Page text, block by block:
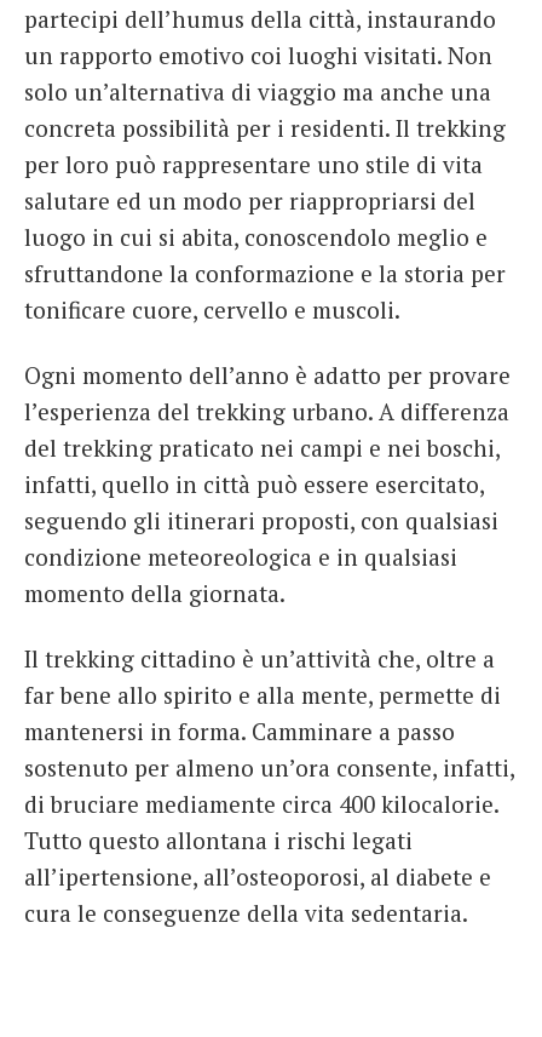
partecipi dell’humus della città, instaurando
un rapporto emotivo coi luoghi visitati. Non
solo un’alternativa di viaggio ma anche una
concreta possibilità per i residenti. Il trekking
per loro può rappresentare uno stile di vita
salutare ed un modo per riappropriarsi del
luogo in cui si abita, conoscendolo meglio e
sfruttandone la conformazione e la storia per
tonificare cuore, cervello e muscoli.
Ogni momento dell’anno è adatto per provare
l’esperienza del trekking urbano. A differenza
del trekking praticato nei campi e nei boschi,
infatti, quello in città può essere esercitato,
seguendo gli itinerari proposti, con qualsiasi
condizione meteoreologica e in qualsiasi
momento della giornata.
Il trekking cittadino è un’attività che, oltre a
far bene allo spirito e alla mente, permette di
mantenersi in forma. Camminare a passo
sostenuto per almeno un’ora consente, infatti,
di bruciare mediamente circa 400 kilocalorie.
Tutto questo allontana i rischi legati
all’ipertensione, all’osteoporosi, al diabete e
cura le conseguenze della vita sedentaria.